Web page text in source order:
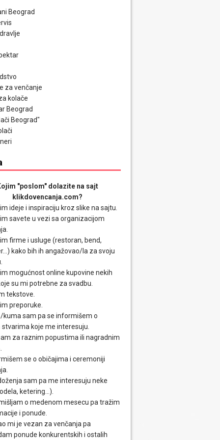
Beograd
za venčanje
kolače
Beograd
Beograd"
"poslom" dolazite na sajt
klikdovencanja.com?
ideje i inspiraciju kroz slike na sajtu.
savete u vezi sa organizacijom
firme i usluge (restoran, bend,
kako bih ih angažovao/la za svoju
mogućnost online kupovine nekih
su mi potrebne za svadbu.
tekstove.
preporuke.
kuma sam pa se informišem o
koje me interesuju.
za raznim popustima ili nagradnim
se o običajima i ceremoniji
sam pa me interesuju neke
ketering...).
o medenom mesecu pa tražim
i ponude.
mi je vezan za venčanja pa
ponude konkurentskih i ostalih